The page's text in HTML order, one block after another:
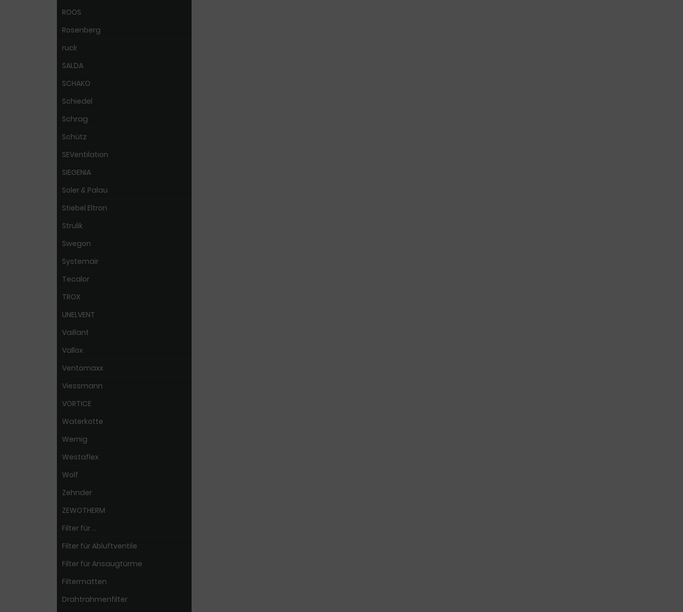
ROOS
Rosenberg
ruck
SALDA
SCHAKO
Schiedel
Schrag
Schütz
SEVentilation
SIEGENIA
Soler & Palau
Stiebel Eltron
Strulik
Swegon
Systemair
Tecalor
TROX
UNELVENT
Vaillant
Vallox
Ventomaxx
Viessmann
VORTICE
Waterkotte
Wernig
Westaflex
Wolf
Zehnder
ZEWOTHERM
Filter für ...
Filter für Abluftventile
Filter für Ansaugtürme
Filtermatten
Drahtrahmenfilter